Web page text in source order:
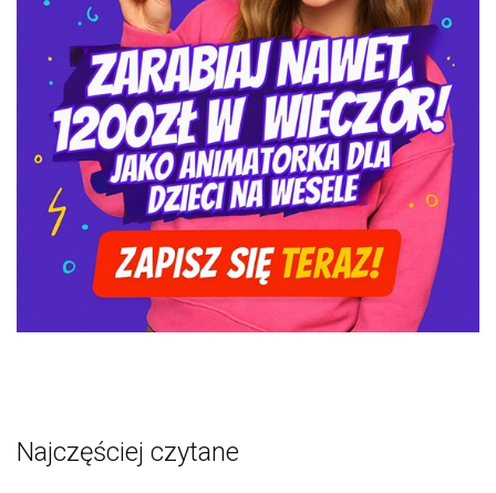
Najczęściej czytane